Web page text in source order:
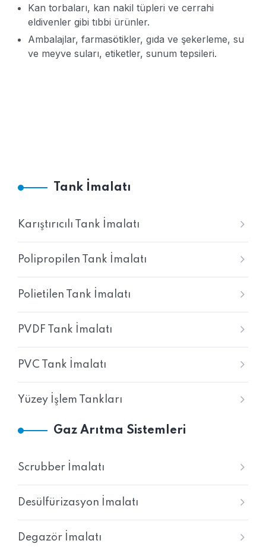
Kan torbaları, kan nakil tüpleri ve cerrahi
eldivenler gibi tıbbi ürünler.
Ambalajlar, farmasötikler, gıda ve şekerleme, su
ve meyve suları, etiketler, sunum tepsileri.
Tank İmalatı
Karıştırıcılı Tank İmalatı
Polipropilen Tank İmalatı
Polietilen Tank İmalatı
PVDF Tank İmalatı
PVC Tank İmalatı
Yüzey İşlem Tankları
Gaz Arıtma Sistemleri
Scrubber İmalatı
Desülfürizasyon İmalatı
Degazör İmalatı